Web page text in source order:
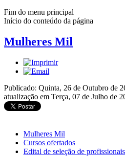
Fim do menu principal
Início do conteúdo da página
Mulheres Mil
Publicado: Quinta, 26 de Outubro de
atualização em Terça, 07 de Julho de
Mulheres Mil
Cursos ofertados
Edital de seleção de profissionais